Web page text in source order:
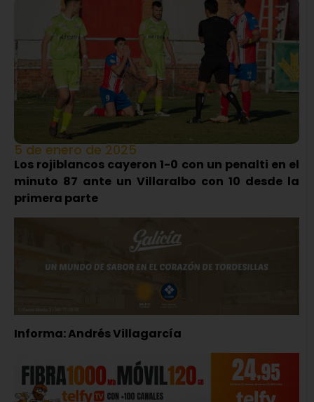
5 de enero de 2025
Los rojiblancos cayeron 1-0 con un penalti en el
minuto 87 ante un Villaralbo con 10 desde la
primera parte
Informa: Andrés Villagarcía